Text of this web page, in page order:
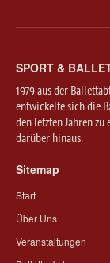
SPORT &
1979 aus der
entwickelte sich die
den letzten Jahren
darüber hinaus.
Sitemap
Start
Über Uns
Veranstaltungen